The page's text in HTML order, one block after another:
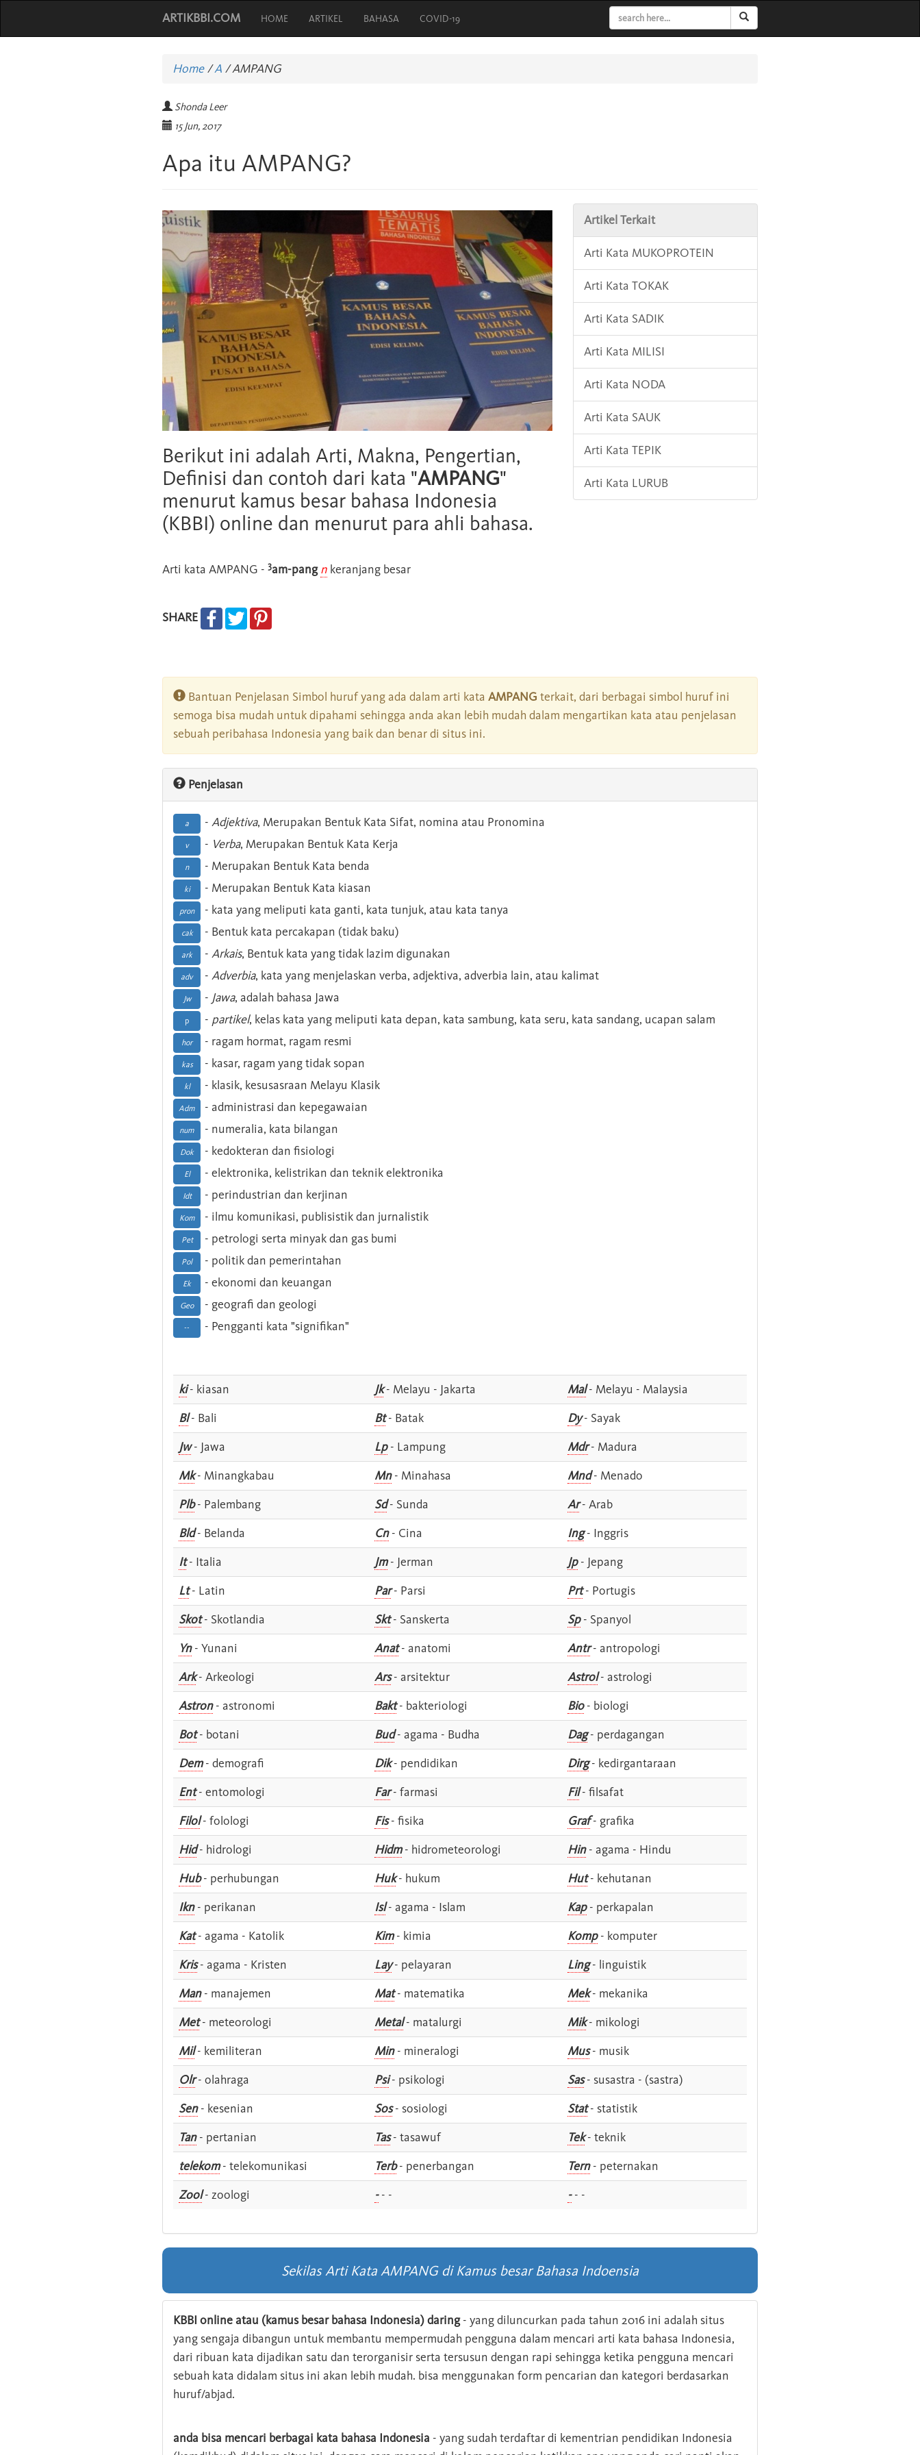
ARTIKBBI.COM HOME ARTIKEL BAHASA COVID-19
Home/A /AMPANG
Shonda Leer
15 Jun, 2017
Apa itu AMPANG?
Berikut ini adalah Arti, Makna, Pengertian,
Definisi dan contoh dari kata "AMPANG"
menurut kamus besar bahasa Indonesia
(KBBI) online dan menurut para ahli bahasa.
Arti kata AMPANG - 3am-pang n keranjang besar
SHARE
Artikel Terkait
Arti Kata MUKOPROTEIN
Arti Kata TOKAK
Arti Kata SADIK
Arti Kata MILISI
Arti Kata NODA
Arti Kata SAUK
Arti Kata TEPIK
Arti Kata LURUB
Bantuan Penjelasan Simbol huruf yang ada dalam arti kata AMPANG terkait, dari berbagai simbol huruf ini
semoga bisa mudah untuk dipahami sehingga anda akan lebih mudah dalam mengartikan kata atau penjelasan
sebuah peribahasa Indonesia yang baik dan benar di situs ini.
Penjelasan
a - Adjektiva, Merupakan Bentuk Kata Sifat, nomina atau Pronomina
v - Verba, Merupakan Bentuk Kata Kerja
n - Merupakan Bentuk Kata benda
ki - Merupakan Bentuk Kata kiasan
pron - kata yang meliputi kata ganti, kata tunjuk, atau kata tanya
cak - Bentuk kata percakapan (tidak baku)
ark - Arkais, Bentuk kata yang tidak lazim digunakan
adv - Adverbia, kata yang menjelaskan verba, adjektiva, adverbia lain, atau kalimat
Jw - Jawa, adalah bahasa Jawa
p - partikel, kelas kata yang meliputi kata depan, kata sambung, kata seru, kata sandang, ucapan salam
hor - ragam hormat, ragam resmi
kas - kasar, ragam yang tidak sopan
kl - klasik, kesusasraan Melayu Klasik
Adm - administrasi dan kepegawaian
num - numeralia, kata bilangan
Dok - kedokteran dan fisiologi
El - elektronika, kelistrikan dan teknik elektronika
Idt - perindustrian dan kerjinan
Kom - ilmu komunikasi, publisistik dan jurnalistik
Pet - petrologi serta minyak dan gas bumi
Pol - politik dan pemerintahan
Ek - ekonomi dan keuangan
Geo - geografi dan geologi
-- - Pengganti kata "signifikan"
ki- kiasan Jk- Melayu - Jakarta Mal- Melayu - Malaysia
Bl- Bali Bt- Batak Dy- Sayak
Jw- Jawa Lp- Lampung Mdr- Madura
Mk- Minangkabau Mn- Minahasa Mnd- Menado
Plb- Palembang Sd- Sunda Ar- Arab
Bld- Belanda Cn- Cina Ing- Inggris
It- Italia Jm- Jerman Jp- Jepang
Lt- Latin Par- Parsi Prt- Portugis
Skot- Skotlandia Skt- Sanskerta Sp- Spanyol
Yn- Yunani Anat- anatomi Antr- antropologi
Ark- Arkeologi Ars- arsitektur Astrol- astrologi
Astron- astronomi Bakt- bakteriologi Bio- biologi
Bot- botani Bud- agama - Budha Dag- perdagangan
Dem- demografi Dik- pendidikan Dirg- kedirgantaraan
Ent- entomologi Far- farmasi Fil- filsafat
Filol- folologi Fis- fisika Graf- grafika
Hid- hidrologi Hidm- hidrometeorologi Hin- agama - Hindu
Hub- perhubungan Huk- hukum Hut- kehutanan
Ikn- perikanan Isl- agama - Islam Kap- perkapalan
Kat- agama - Katolik Kim- kimia Komp- komputer
Kris- agama - Kristen Lay- pelayaran Ling- linguistik
Man- manajemen Mat- matematika Mek- mekanika
Met- meteorologi Metal- matalurgi Mik- mikologi
Mil- kemiliteran Min- mineralogi Mus- musik
Olr- olahraga Psi- psikologi Sas- susastra - (sastra)
Sen- kesenian Sos- sosiologi Stat- statistik
Tan- pertanian Tas- tasawuf Tek- teknik
telekom- telekomunikasi Terb- penerbangan Tern- peternakan
Zool- zoologi -- - -- -
Sekilas Arti Kata AMPANG di Kamus besar Bahasa Indoensia
KBBI online atau (kamus besar bahasa Indonesia) daring- yang diluncurkan pada tahun 2016 ini adalah situs
yang sengaja dibangun untuk membantu mempermudah pengguna dalam mencari arti kata bahasa Indonesia,
dari ribuan kata dijadikan satu dan terorganisir serta tersusun dengan rapi sehingga ketika pengguna mencari
sebuah kata didalam situs ini akan lebih mudah. bisa menggunakan form pencarian dan kategori berdasarkan
huruf/abjad.
anda bisa mencari berbagai kata bahasa Indonesia - yang sudah terdaftar di kementrian pendidikan Indonesia